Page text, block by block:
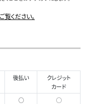
ください。
後払い
クレジット
カード
○ ◯